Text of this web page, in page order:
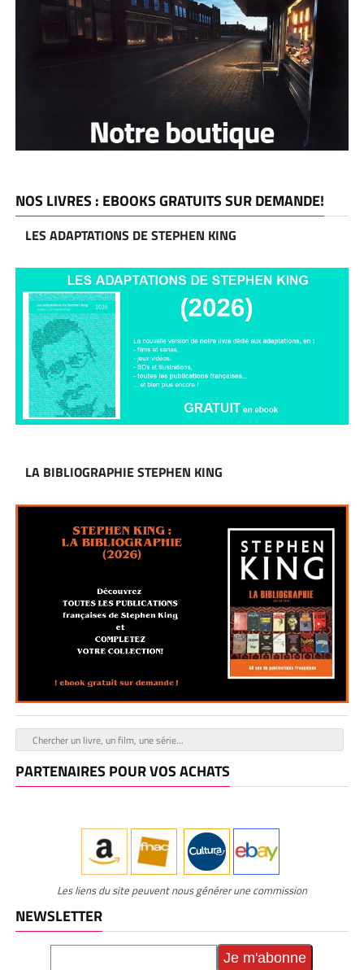
NOS LIVRES : EBOOKS GRATUITS SUR DEMANDE!
LES ADAPTATIONS DE STEPHEN KING
LA BIBLIOGRAPHIE STEPHEN KING
PARTENAIRES POUR VOS ACHATS
Les liens du site peuvent nous générer une commission
NEWSLETTER